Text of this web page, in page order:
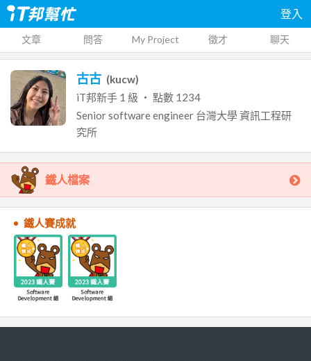
登入
文章 問答 My Project 徵才 聊天
古古 (kucw)
iT邦新手 1 級 ‧ 點數 1234
Senior software engineer 台灣大學資訊工程研
究所
鐵人檔案
鐵人賽成就